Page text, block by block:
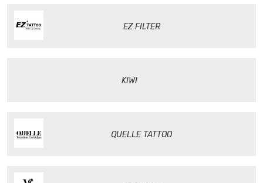
EZ FILTER
KIWI
QUELLE TATTOO